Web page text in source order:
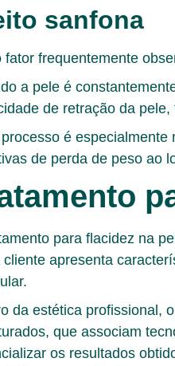
sanfona
fator frequentemente
a pele é
de retração da
é
de perda de peso ao
para flacidez na
cliente apresenta
da estética profissional,
, que associam
os resultados